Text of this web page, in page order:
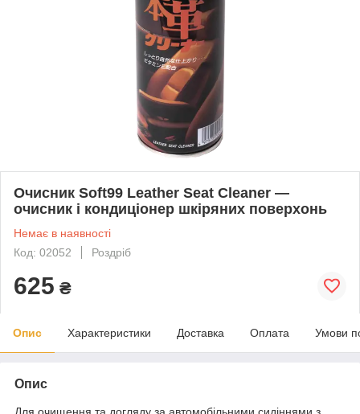
Очисник Soft99 Leather Seat Cleaner —
очисник і кондиціонер шкіряних поверхонь
Немає в наявності
Код: 02052
Роздріб
625 ₴
Опис Характеристики Доставка Оплата Умови
Опис
Для очищення та догляду за автомобільними сидіннями з